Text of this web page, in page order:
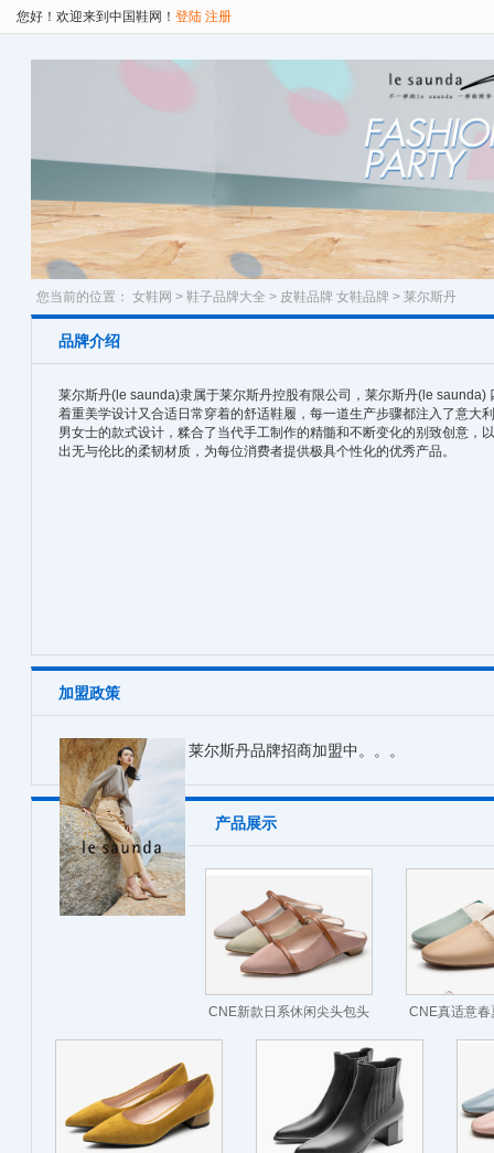
您好！欢迎来到中国鞋网！ 登陆 注册
您当前的位置： 女鞋网 > 鞋子品牌大全 > 皮鞋品牌 女鞋品牌 > 莱尔斯丹
品牌介绍
莱尔斯丹(le saunda)隶属于莱尔斯丹控股有限公司，莱尔斯丹(le saunda)
着重美学设计又合适日常穿着的舒适鞋履，每一道生产步骤都注入了意大
男女士的款式设计，糅合了当代手工制作的精髓和不断变化的别致创意，
出无与伦比的柔韧材质，为每位消费者提供极具个性化的优秀产品。
加盟政策
莱尔斯丹品牌招商加盟中。。。
产品展示
CNE新款日系休闲尖头包头
穆勒鞋小方跟凉鞋女拖鞋
CNE真适意
色包头拼接低